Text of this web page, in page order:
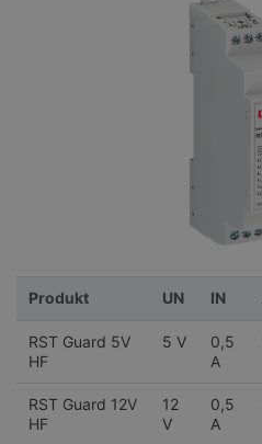
Produkt UN IN
RST Guard 5V
HF
5 V
0,5
A
RST Guard 12V
HF
12
V
0,5
A